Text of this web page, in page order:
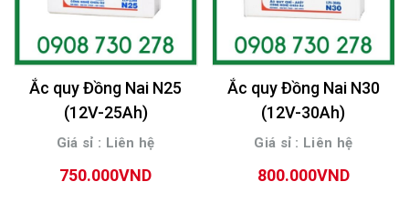
Ắc quy Đồng Nai N25
(12V-25Ah)
Giá sỉ : Liên hệ
750.000VND
Ắc quy Đồng Nai N30
(12V-30Ah)
Giá sỉ : Liên hệ
800.000VND